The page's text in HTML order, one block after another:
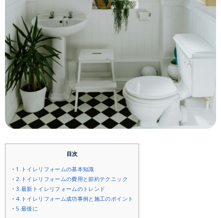
目次
1.トイレリフォームの基本知識
2.トイレリフォームの費用と節約テクニック
3.最新トイレリフォームのトレンド
4.トイレリフォーム成功事例と施工のポイント
5.最後に